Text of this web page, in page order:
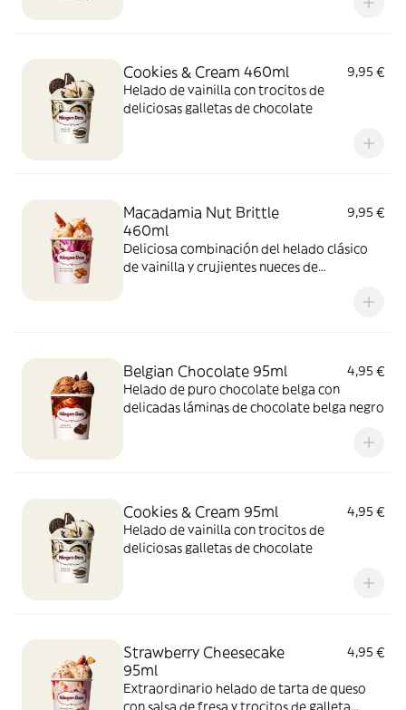
Cookies & Cream 460ml
9,95 €
Helado de vainilla con trocitos de
deliciosas galletas de chocolate
Macadamia Nut Brittle
460ml
9,95 €
Deliciosa combinación del helado clásico
de vainilla y crujientes nueces de
Belgian Chocolate 95ml
4,95 €
Helado de puro chocolate belga con
delicadas láminas de chocolate belga negro
Cookies & Cream 95ml
4,95 €
Helado de vainilla con trocitos de
deliciosas galletas de chocolate
Strawberry Cheesecake
95ml
4,95 €
Extraordinario helado de tarta de queso
con salsa de fresa y trocitos de galleta